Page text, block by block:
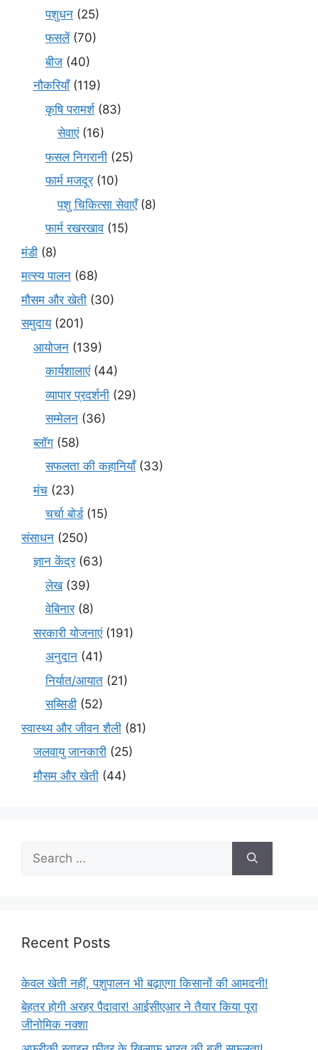
पशुधन (25)
फसलें(70)
बीज (40)
नौकरियाँ(119)
कृषि परामर्श(83)
सेवाएं(16)
फसल निगरानी (25)
फार्म मजदूर(10)
पशु चिकित्सा सेवाएँ(8)
फार्म रखरखाव(15)
मंडी (8)
मत्स्य पालन (68)
मौसम और खेती (30)
समुदाय(201)
आयोजन (139)
कार्यशालाएं(44)
व्यापार प्रदर्शनी (29)
सम्मेलन (36)
ब्लॉग (58)
सफलता की कहानियाँ(33)
मंच (23)
चर्चा बोर्ड(15)
संसाधन (250)
ज्ञान केंद्र(63)
लेख(39)
वेबिनार(8)
सरकारी योजनाएं(191)
अनुदान (41)
निर्यात/आयात (21)
सब्सिडी (52)
स्वास्थ्य और जीवन शैली (81)
जलवायु जानकारी (25)
मौसम और खेती (44)
Recent Posts
केवल खेती नहीं, पशुपालन भी बढ़ाएगा किसानों की आमदनी!
बेहतर होगी अरहर पैदावार! आईसीएआर ने तैयार किया पूरा
जीनोमिक नक्शा